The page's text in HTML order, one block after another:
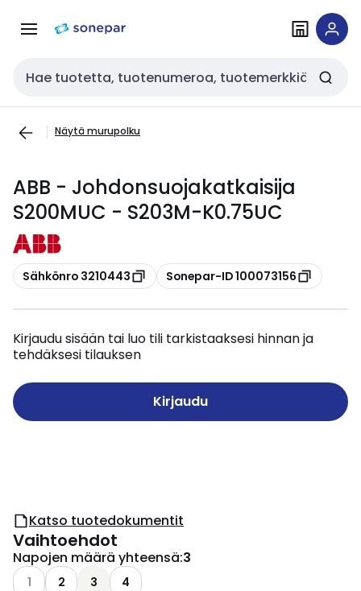
navigointiinsisältöön
Haku
Näytä murupolku
ABB - Johdonsuojakatkaisija
S200MUC - S203M-K0.75UC
Kopioi
Sähkönro 3210443 Kopioi
Sonepar-ID 100073156
Kirjaudu sisään tai luo tili tarkistaaksesi hinnan ja
tehdäksesi tilauksen
Kirjaudu
Katso tuotedokumentit
Vaihtoehdot
Napojen määrä yhteensä:3
Katso käytettävissä olevat vaihtoehdot
1 2 3 4